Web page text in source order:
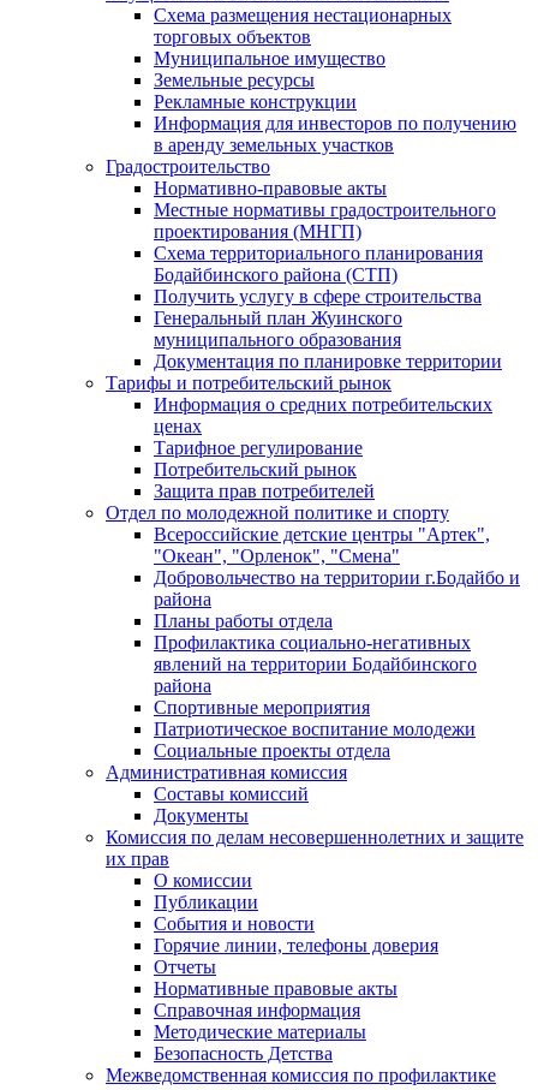
Схема размещения нестационарных
торговых объектов
Муниципальное имущество
Земельные ресурсы
Рекламные конструкции
Информация для инвесторов по получению
в аренду земельных участков
Градостроительство
Нормативно-правовые акты
Местные нормативы градостроительного
проектирования (МНГП)
Схема территориального планирования
Бодайбинского района (СТП)
Получить услугу в сфере строительства
Генеральный план Жуинского
муниципального образования
Документация по планировке территории
Тарифы и потребительский рынок
Информация о средних потребительских
ценах
Тарифное регулирование
Потребительский рынок
Защита прав потребителей
Отдел по молодежной политике и спорту
Всероссийские детские центры "Артек",
"Океан", "Орленок", "Смена"
Добровольчество на территории г.Бодайбо и
района
Планы работы отдела
Профилактика социально-негативных
явлений на территории Бодайбинского
района
Спортивные мероприятия
Патриотическое воспитание молодежи
Социальные проекты отдела
Административная комиссия
Составы комиссий
Документы
Комиссия по делам несовершеннолетних и защите
их прав
О комиссии
Публикации
События и новости
Горячие линии, телефоны доверия
Отчеты
Нормативные правовые акты
Справочная информация
Методические материалы
Безопасность Детства
Межведомственная комиссия по профилактике